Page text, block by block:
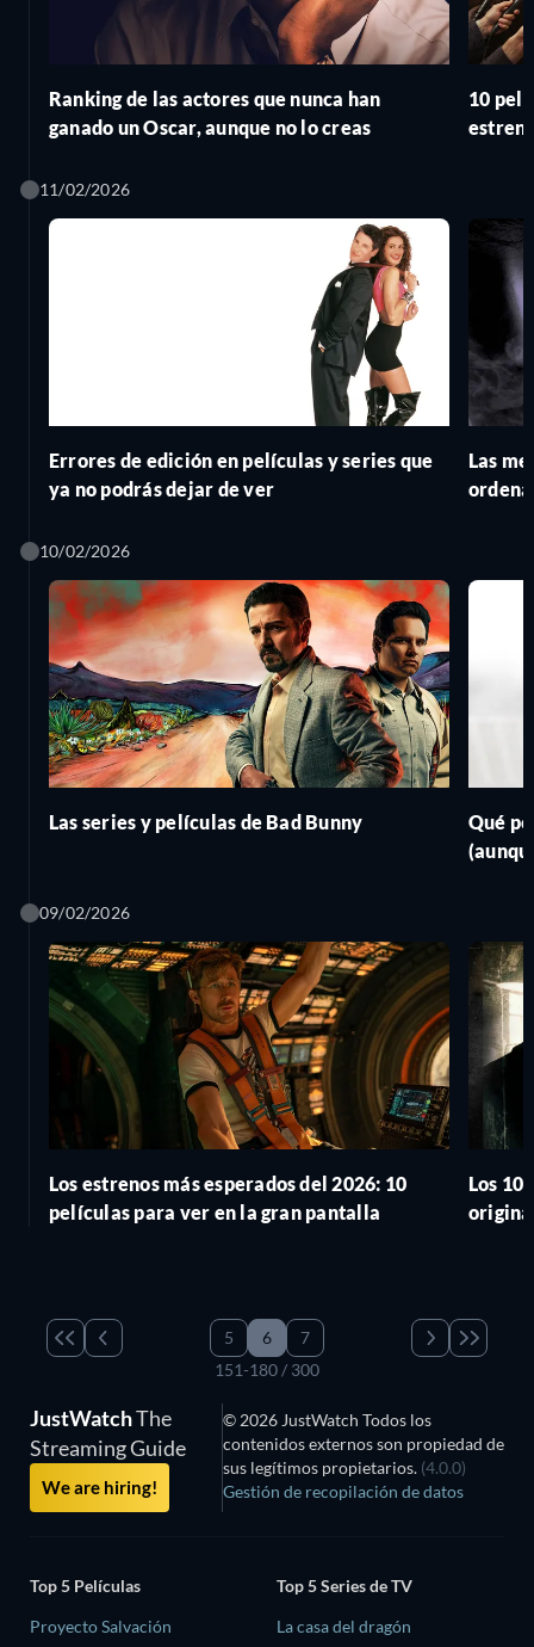
Ranking de las actores que nunca han
ganado un Oscar, aunque no lo creas
10
11/02/2026
Errores de edición en películas y series que
ya no podrás dejar de ver
Las
10/02/2026
Las series y películas de Bad Bunny
Qué
09/02/2026
Los estrenos más esperados del 2026: 10
películas para ver en la gran pantalla
Los 10
5 6
7
151-180 / 300
JustWatchThe
Streaming Guide
We are hiring!
© 2026 JustWatch Todos los
contenidos externos son propiedad de
sus legítimos propietarios. (4.0.0)
Gestión de recopilación de datos
Top 5 Películas
Proyecto Salvación
Top 5 Series de TV
La casa del dragón